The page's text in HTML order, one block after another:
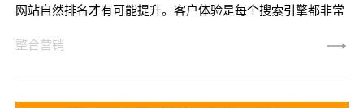
网站自然排名才有可能提升。客户体验是每个搜索引擎都非常
计算，别说搜索引擎，就算企业网站管理人员自己也会感觉很
不合理。怎么样让打开速度更快，至少在用户和搜索引擎都接
整合营销